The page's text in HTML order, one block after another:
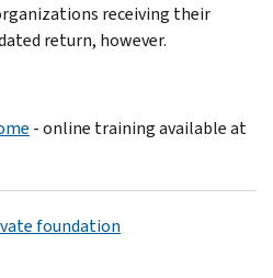
receiving their
return, however.
- online training available at
foundation